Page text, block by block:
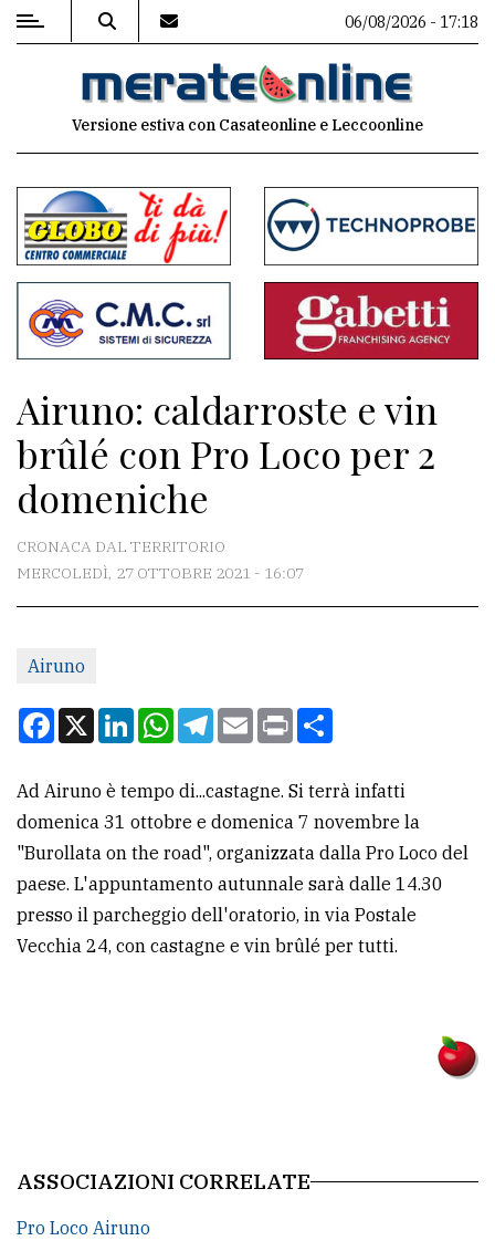
MENU
commenti
Contenuti
del
sito
Associazioni
Meteo
CONTATTI
Scrivici
Per
la
pubblicità
CERCA
Cerca
per
TESTATE
06/08/2026 - 17:18
Versione estiva con Casateonline e Leccoonline
Airuno: caldarroste e vin
brûlé con Pro Loco per 2
domeniche
CRONACA DAL TERRITORIO
MERCOLEDÌ, 27 OTTOBRE 2021 - 16:07
Airuno
Facebook
X LinkedInWhatsApp
Telegram
EmailPrint
Ad Airuno è tempo di...castagne. Si terrà infatti
domenica 31 ottobre e domenica 7 novembre la
"Burollata on the road", organizzata dalla Pro Loco del
paese. L'appuntamento autunnale sarà dalle 14.30
presso il parcheggio dell'oratorio, in via Postale
Vecchia 24, con castagne e vin brûlé per tutti.
ASSOCIAZIONI CORRELATE
Pro Loco Airuno